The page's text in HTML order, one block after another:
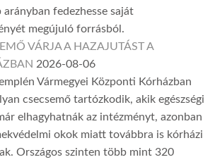
arányban fedezhesse saját
megújuló forrásból.
VÁRJA A HAZAJUTÁST A
2026-08-06
Vármegyei Központi Kórházban
csecsemő tartózkodik, akik egészségi
elhagyhatnák az intézményt, azonban
okok miatt továbbra is kórházi
Országos szinten több mint 320